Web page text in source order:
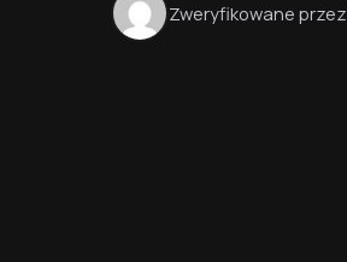
Zweryfikowane przez